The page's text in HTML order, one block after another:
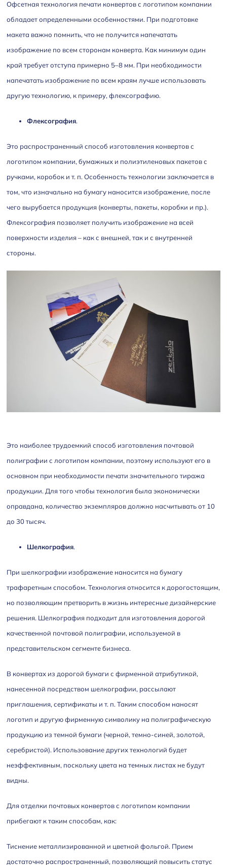
Офсетная технология печати конвертов с логотипом компании
обладает определенными особенностями. При подготовке
макета важно помнить, что не получится напечатать
изображение по всем сторонам конверта. Как минимум один
край требует отступа примерно 5–8 мм. При необходимости
напечатать изображение по всем краям лучше использовать
другую технологию, к примеру, флексографию.
Флексография.
Это распространенный способ изготовления конвертов с
логотипом компании, бумажных и полиэтиленовых пакетов с
ручками, коробок и т. п. Особенность технологии заключается в
том, что изначально на бумагу наносится изображение, после
чего вырубается продукция (конверты, пакеты, коробки и пр.).
Флексография позволяет получить изображение на всей
поверхности изделия – как с внешней, так и с внутренней
стороны.
Это наиболее трудоемкий способ изготовления почтовой
полиграфии с логотипом компании, поэтому используют его в
основном при необходимости печати значительного тиража
продукции. Для того чтобы технология была экономически
оправдана, количество экземпляров должно насчитывать от 10
до 30 тысяч.
Шелкография.
При шелкографии изображение наносится на бумагу
трафаретным способом. Технология относится к дорогостоящим,
но позволяющим претворить в жизнь интересные дизайнерские
решения. Шелкография подходит для изготовления дорогой
качественной почтовой полиграфии, используемой в
представительском сегменте бизнеса.
В конвертах из дорогой бумаги с фирменной атрибутикой,
нанесенной посредством шелкографии, рассылают
приглашения, сертификаты и т. п. Таким способом наносят
логотип и другую фирменную символику на полиграфическую
продукцию из темной бумаги (черной, темно-синей, золотой,
серебристой). Использование других технологий будет
неэффективным, поскольку цвета на темных листах не будут
видны.
Для отделки почтовых конвертов с логотипом компании
прибегают к таким способам, как:
Тиснение металлизированной и цветной фольгой. Прием
достаточно распространенный, позволяющий повысить статус